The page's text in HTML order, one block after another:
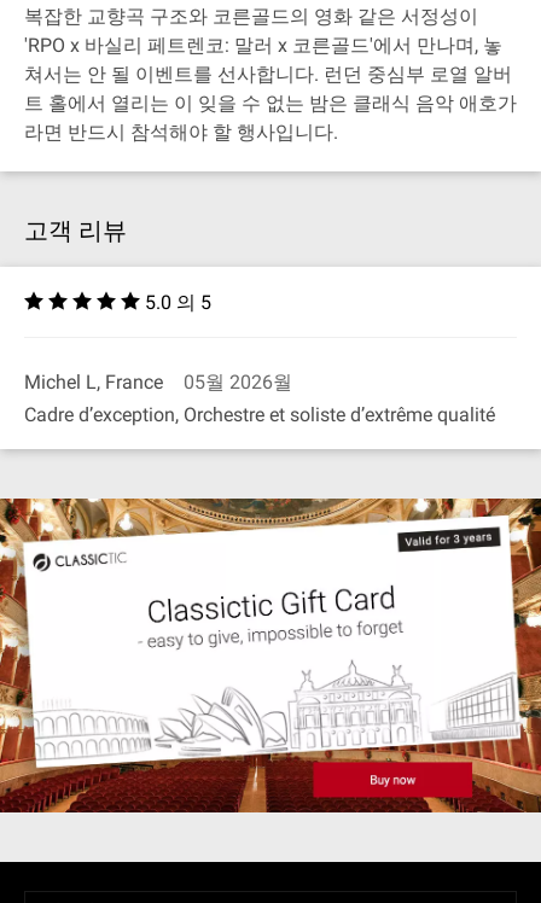
복잡한 교향곡 구조와 코른골드의 영화 같은 서정성이
'RPO x 바실리 페트렌코: 말러 x 코른골드'에서 만나며, 놓
쳐서는 안 될 이벤트를 선사합니다. 런던 중심부 로열 알버
트 홀에서 열리는 이 잊을 수 없는 밤은 클래식 음악 애호가
라면 반드시 참석해야 할 행사입니다.
고객 리뷰
5.0 의 5
Michel L, France
05월 2026월
Cadre d’exception, Orchestre et soliste d’extrême qualité